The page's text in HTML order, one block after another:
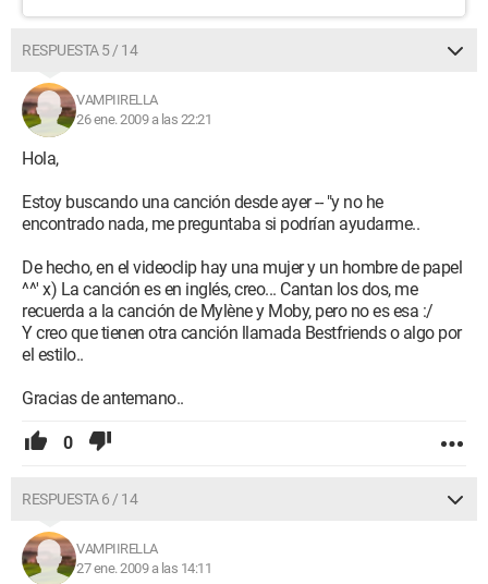
RESPUESTA 5 / 14
VAMPIIRELLA
26 ene. 2009 a las 22:21
Hola,
Estoy buscando una canción desde ayer -- "y no he
encontrado nada, me preguntaba si podrían ayudarme..
De hecho, en el videoclip hay una mujer y un hombre de papel
^^' x) La canción es en inglés, creo... Cantan los dos, me
recuerda a la canción de Mylène y Moby, pero no es esa :/
Y creo que tienen otra canción llamada Bestfriends o algo por
el estilo..
Gracias de antemano..
0
RESPUESTA 6 / 14
VAMPIIRELLA
27 ene. 2009 a las 14:11